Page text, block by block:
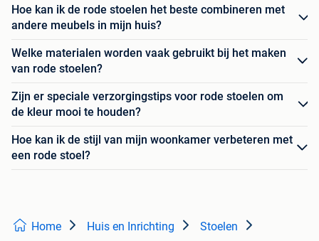
Hoe kan ik de rode stoelen het beste combineren met
andere meubels in mijn huis?
Welke materialen worden vaak gebruikt bij het maken
van rode stoelen?
Zijn er speciale verzorgingstips voor rode stoelen om
de kleur mooi te houden?
Hoe kan ik de stijl van mijn woonkamer verbeteren met
een rode stoel?
Home Huis en Inrichting Stoelen